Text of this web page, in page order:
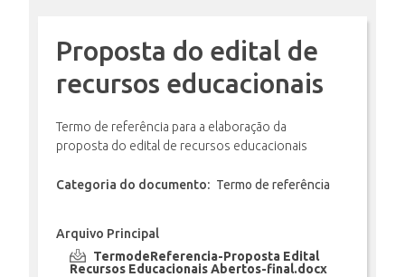
CURSOS
PLATAFORMAS
DOCUMENTOS
ALUNOS
Proposta do edital de
recursos educacionais
Termo de referência para a elaboração da
proposta do edital de recursos educacionais
Categoria do documento: Termo de referência
Arquivo Principal
TermodeReferencia-Proposta Edital
Recursos Educacionais Abertos-final.docx